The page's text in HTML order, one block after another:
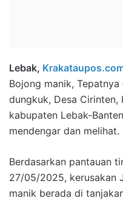
Lebak,
Bojong manik,
dungkuk, Desa Cirinten,
kabupaten Lebak-
mendengar dan melihat.
Berdasarkan pantauan
27/05/2025, kerusakan
manik berada di